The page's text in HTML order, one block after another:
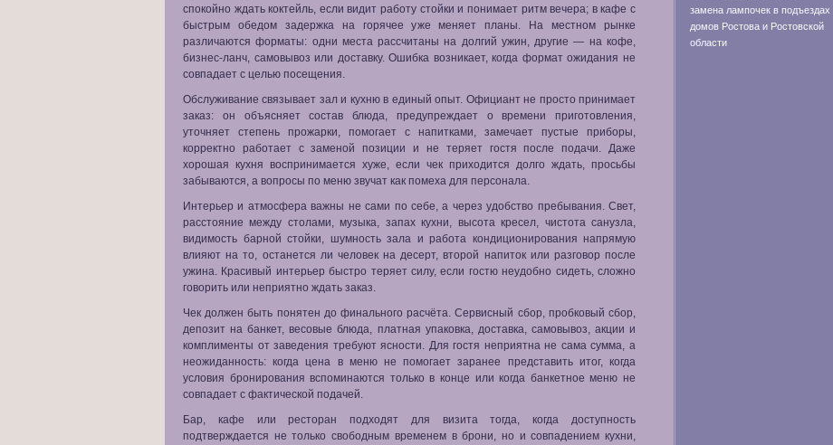
спокойно ждать коктейль, если видит работу стойки и понимает ритм вечера; в кафе с
быстрым обедом задержка на горячее уже меняет планы. На местном рынке
различаются форматы: одни места рассчитаны на долгий ужин, другие — на кофе,
бизнес-ланч, самовывоз или доставку. Ошибка возникает, когда формат ожидания не
совпадает с целью посещения.
Обслуживание связывает зал и кухню в единый опыт. Официант не просто принимает
заказ: он объясняет состав блюда, предупреждает о времени приготовления,
уточняет степень прожарки, помогает с напитками, замечает пустые приборы,
корректно работает с заменой позиции и не теряет гостя после подачи. Даже
хорошая кухня воспринимается хуже, если чек приходится долго ждать, просьбы
забываются, а вопросы по меню звучат как помеха для персонала.
Интерьер и атмосфера важны не сами по себе, а через удобство пребывания. Свет,
расстояние между столами, музыка, запах кухни, высота кресел, чистота санузла,
видимость барной стойки, шумность зала и работа кондиционирования напрямую
влияют на то, останется ли человек на десерт, второй напиток или разговор после
ужина. Красивый интерьер быстро теряет силу, если гостю неудобно сидеть, сложно
говорить или неприятно ждать заказ.
Чек должен быть понятен до финального расчёта. Сервисный сбор, пробковый сбор,
депозит на банкет, весовые блюда, платная упаковка, доставка, самовывоз, акции и
комплименты от заведения требуют ясности. Для гостя неприятна не сама сумма, а
неожиданность: когда цена в меню не помогает заранее представить итог, когда
условия бронирования вспоминаются только в конце или когда банкетное меню не
совпадает с фактической подачей.
Бар, кафе или ресторан подходят для визита тогда, когда доступность
подтверждается не только свободным временем в брони, но и совпадением кухни,
замена лампочек в подъездах
домов Ростова и Ростовской
области